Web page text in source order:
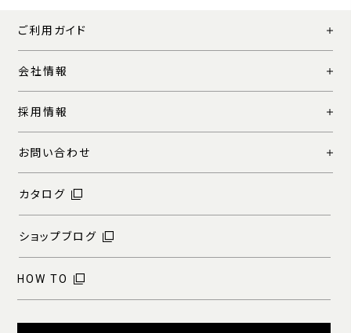
ご利用ガイド
会社情報
採用情報
お問い合わせ
カタログ
ショップブログ
HOW TO